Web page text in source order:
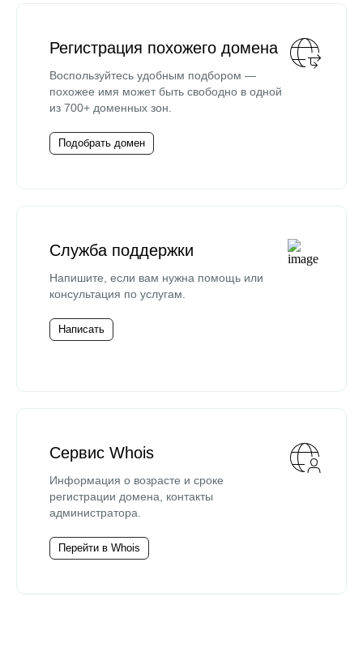
Регистрация похожего домена
Воспользуйтесь удобным подбором —
похожее имя может быть свободно в одной
из 700+ доменных зон.
Подобрать домен
Служба поддержки
Напишите, если вам нужна помощь или
консультация по услугам.
Написать
Сервис Whois
Информация о возрасте и сроке
регистрации домена, контакты
администратора.
Перейти в Whois